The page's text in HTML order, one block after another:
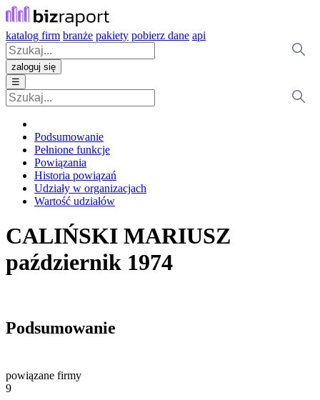
katalog firm branże pakiety pobierz dane api
zaloguj się
☰
Podsumowanie
Pełnione funkcje
Powiązania
Historia powiązań
Udziały w organizacjach
Wartość udziałów
CALIŃSKI MARIUSZ
październik 1974
Podsumowanie
powiązane firmy
9